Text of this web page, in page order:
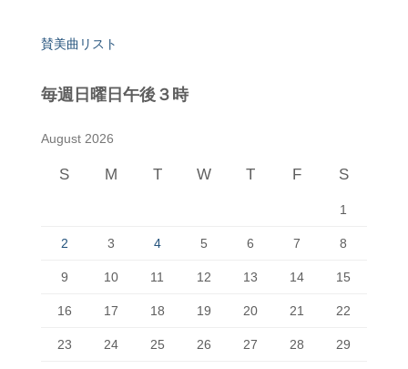
賛美曲リスト
毎週日曜日午後３時
August 2026
S M T W T F S
1
2 3 4 5 6 7 8
9 10 11 12 13 14 15
16 17 18 19 20 21 22
23 24 25 26 27 28 29